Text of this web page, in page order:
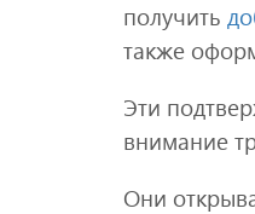
получить
также
Эти
внимание
Они